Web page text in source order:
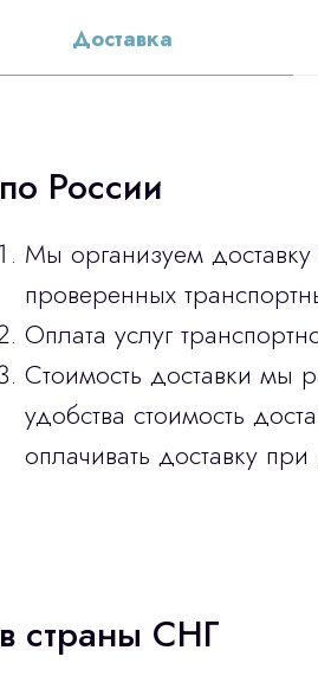
Доставка
по России
Мы организуем
проверенных
Оплата услуг
Стоимость доставки мы
удобства стоимость
оплачивать доставку
в страны СНГ